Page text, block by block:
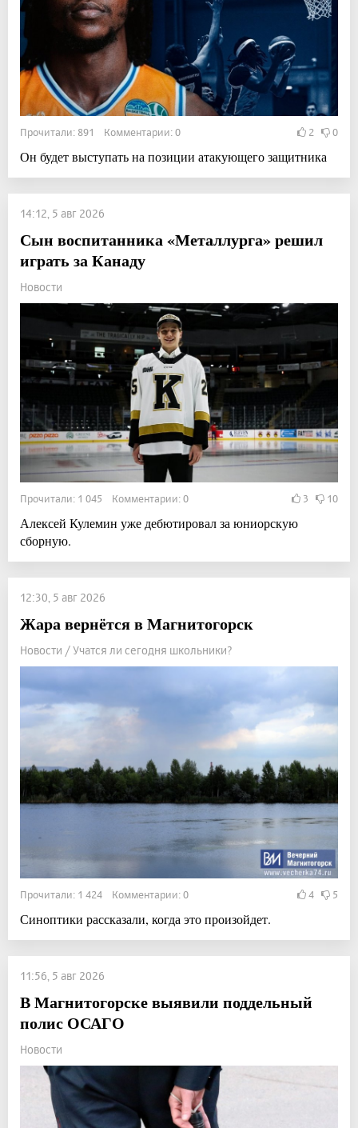
Прочитали: 891 Комментарии: 0 2 0
Он будет выступать на позиции атакующего защитника
14:12, 5 авг 2026
Сын воспитанника «Металлурга» решил
играть за Канаду
Новости
Прочитали: 1 045 Комментарии: 0 3 10
Алексей Кулемин уже дебютировал за юниорскую
сборную.
12:30, 5 авг 2026
Жара вернётся в Магнитогорск
Новости / Учатся ли сегодня школьники?
Прочитали: 1 424 Комментарии: 0 4 5
Синоптики рассказали, когда это произойдет.
11:56, 5 авг 2026
В Магнитогорске выявили поддельный
полис ОСАГО
Новости